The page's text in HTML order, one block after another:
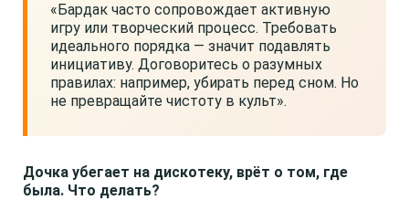
«Бардак часто сопровождает активную
игру или творческий процесс. Требовать
идеального порядка — значит подавлять
инициативу. Договоритесь о разумных
правилах: например, убирать перед сном. Но
не превращайте чистоту в культ».
Дочка убегает на дискотеку, врёт о том, где
была. Что делать?